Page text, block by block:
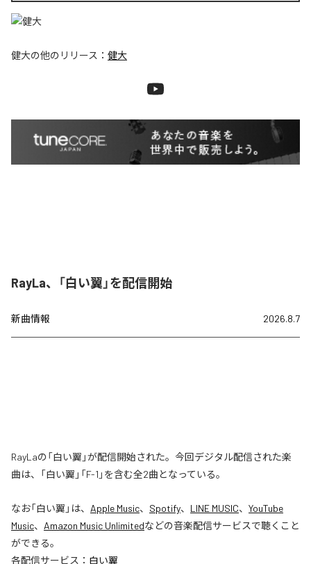
健大の他のリリース： 健大
RayLa、「白い翼」を配信開始
新曲情報 2026.8.7
RayLaの「白い翼」が配信開始された。今回デジタル配信された楽
曲は、「白い翼」「F-1」を含む全2曲となっている。
なお「白い翼 」は、 Apple Music、 Spotify、 LINE MUSIC、 YouTube
Music、 Amazon Music Unlimitedなどの音楽配信サービスで聴くこと
ができる。
各配信サービス： 白い翼